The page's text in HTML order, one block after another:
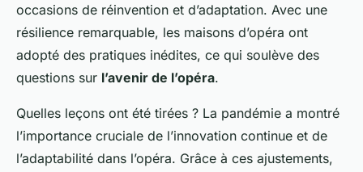
occasions de réinvention et d’adaptation. Avec une
résilience remarquable, les maisons d’opéra ont
adopté des pratiques inédites, ce qui soulève des
questions sur l’avenir de l’opéra.
Quelles leçons ont été tirées ? La pandémie a montré
l’importance cruciale de l’innovation continue et de
l’adaptabilité dans l’opéra. Grâce à ces ajustements,